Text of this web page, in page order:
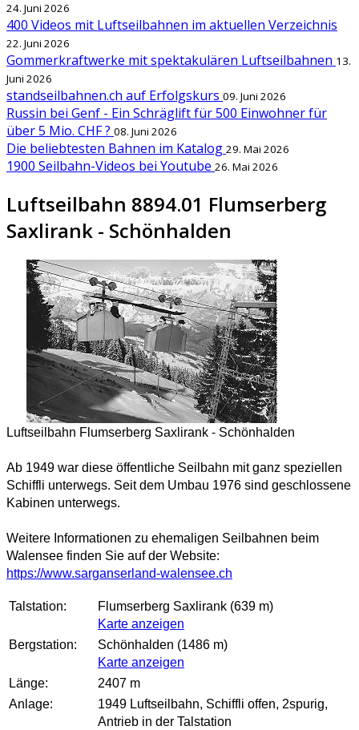
24. Juni 2026
400 Videos mit Luftseilbahnen im aktuellen Verzeichnis
22. Juni 2026
Gommerkraftwerke mit spektakulären Luftseilbahnen 13.
Juni 2026
standseilbahnen.ch auf Erfolgskurs 09. Juni 2026
Russin bei Genf - Ein Schräglift für 500 Einwohner für
über 5 Mio. CHF ? 08. Juni 2026
Die beliebtesten Bahnen im Katalog 29. Mai 2026
1900 Seilbahn-Videos bei Youtube 26. Mai 2026
Luftseilbahn 8894.01 Flumserberg
Saxlirank - Schönhalden
Luftseilbahn Flumserberg Saxlirank - Schönhalden
Ab 1949 war diese öffentliche Seilbahn mit ganz speziellen
Schiffli unterwegs. Seit dem Umbau 1976 sind geschlossene
Kabinen unterwegs.
Weitere Informationen zu ehemaligen Seilbahnen beim
Walensee finden Sie auf der Website:
https://www.sarganserland-walensee.ch
Talstation:
Flumserberg Saxlirank (639 m)
Karte anzeigen
Bergstation:
Schönhalden (1486 m)
Karte anzeigen
Länge:
2407 m
Anlage:
1949 Luftseilbahn, Schiffli offen, 2spurig,
Antrieb in der Talstation